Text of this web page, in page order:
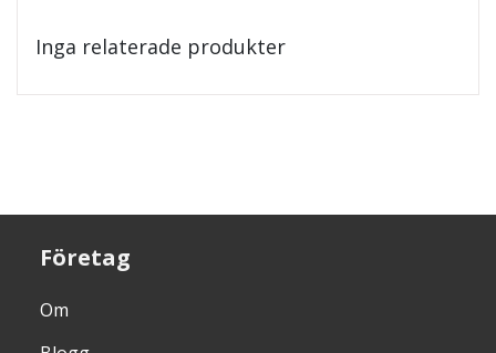
Inga relaterade produkter
Företag
Om